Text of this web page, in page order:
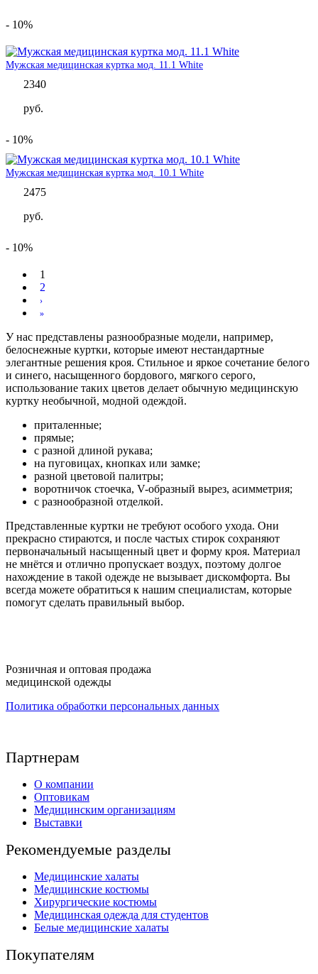
- 10%
Мужская медицинская куртка мод. 11.1 White
2340
руб.
- 10%
Мужская медицинская куртка мод. 10.1 White
2475
руб.
- 10%
1
2
Вы здесь
У нас представлены разнообразные модели, например,
белоснежные куртки, которые имеют нестандартные
элегантные решения кроя. Стильное и яркое сочетание белого
и синего, насыщенного бордового, мягкого серого,
использование таких цветов делает обычную медицинскую
куртку необычной, модной одеждой.
приталенные;
прямые;
с разной длиной рукава;
на пуговицах, кнопках или замке;
разной цветовой палитры;
воротничок стоечка, V-образный вырез, асимметрия;
с разнообразной отделкой.
Представленные куртки не требуют особого ухода. Они
прекрасно стираются, и после частых стирок сохраняют
первоначальный насыщенный цвет и форму кроя. Материал
не мнётся и отлично пропускает воздух, поэтому долгое
нахождение в такой одежде не вызывает дискомфорта. Вы
всегда можете обратиться к нашим специалистам, которые
помогут сделать правильный выбор.
Розничная и оптовая продажа
медицинской одежды
Политика обработки персональных данных
Партнерам
О компании
Оптовикам
Медицинским организациям
Выставки
Рекомендуемые разделы
Медицинские халаты
Медицинские костюмы
Хирургические костюмы
Медицинская одежда для студентов
Белые медицинские халаты
Покупателям